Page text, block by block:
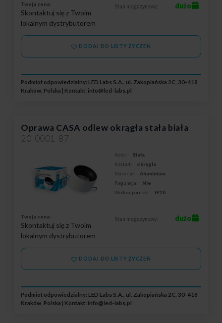
Twoja cena:
Skontaktuj się z Twoim
lokalnym dystrybutorem
Stan magazynowy: dużo
DODAJ DO LISTY ŻYCZEŃ
Podmiot odpowiedzialny: LED Labs S.A., ul. Zakopiańska 2C, 30-418
Kraków, Polska | Kontakt: info@led-labs.pl
Oprawa CASA odlew okrągła stała biała
20-0001-87
Kolor:
Biała
Kształt:
okrągła
Materiał:
Aluminium
Regulacja:
Nie
Wodoodporność:
IP20
Twoja cena:
Skontaktuj się z Twoim
lokalnym dystrybutorem
Stan magazynowy: dużo
DODAJ DO LISTY ŻYCZEŃ
Podmiot odpowiedzialny: LED Labs S.A., ul. Zakopiańska 2C, 30-418
Kraków, Polska | Kontakt: info@led-labs.pl